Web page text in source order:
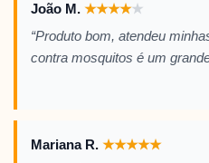
João M. ★★★★★
“Produto bom, atendeu
contra mosquitos é um
Mariana R. ★★★★★